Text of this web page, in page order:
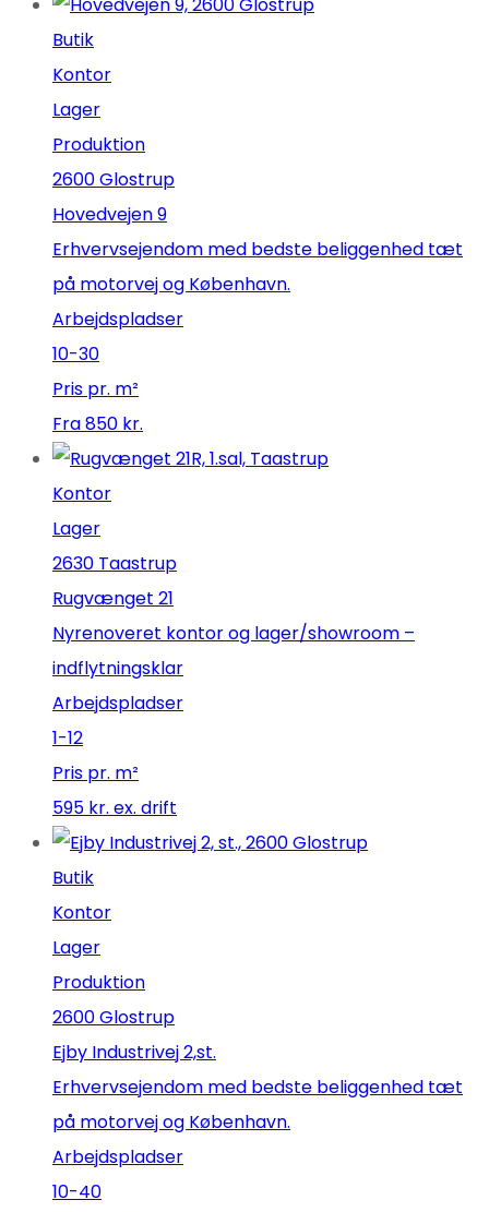
Butik
Kontor
Lager
Produktion
2600 Glostrup
Hovedvejen 9
Erhvervsejendom med bedste beliggenhed tæt
på motorvej og København.
Arbejdspladser
10-30
Pris pr. m²
Fra 850 kr.
Kontor
Lager
2630 Taastrup
Rugvænget 21
Nyrenoveret kontor og lager/showroom –
indflytningsklar
Arbejdspladser
1-12
Pris pr. m²
595 kr. ex. drift
Butik
Kontor
Lager
Produktion
2600 Glostrup
Ejby Industrivej 2,st.
Erhvervsejendom med bedste beliggenhed tæt
på motorvej og København.
Arbejdspladser
10-40